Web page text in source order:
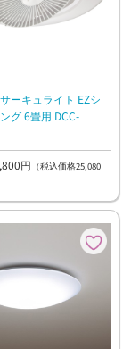
ーキュライト EZシ
グ 6畳用 DCC-
円 （税込価格25,080